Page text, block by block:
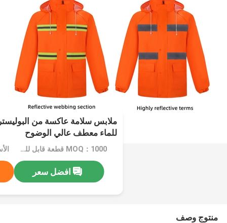
ملابس سلامة عاكسة من البوليستر
للماء معطف عالي الوضوح
MOQ：1000 قطعة قابل للتفاوض
افضل سعر
منتوج وصف